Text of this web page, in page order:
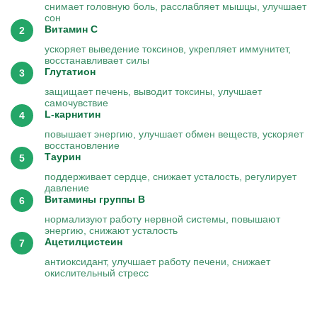
снимает головную боль, расслабляет мышцы, улучшает
сон
Витамин C
ускоряет выведение токсинов, укрепляет иммунитет,
восстанавливает силы
Глутатион
защищает печень, выводит токсины, улучшает
самочувствие
L-карнитин
повышает энергию, улучшает обмен веществ, ускоряет
восстановление
Таурин
поддерживает сердце, снижает усталость, регулирует
давление
Витамины группы B
нормализуют работу нервной системы, повышают
энергию, снижают усталость
Ацетилцистеин
антиоксидант, улучшает работу печени, снижает
окислительный стресс